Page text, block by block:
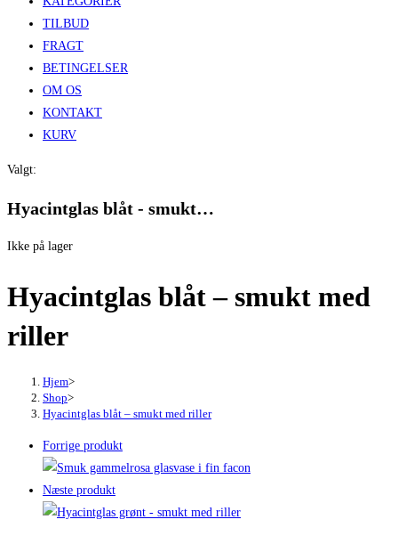
TILBUD
FRAGT
BETINGELSER
OM OS
KONTAKT
KURV
Valgt:
Hyacintglas blåt - smukt…
Ikke på lager
Hyacintglas blåt – smukt med
riller
Hjem>
Shop>
Hyacintglas blåt – smukt med riller
Forrige produkt
Næste produkt